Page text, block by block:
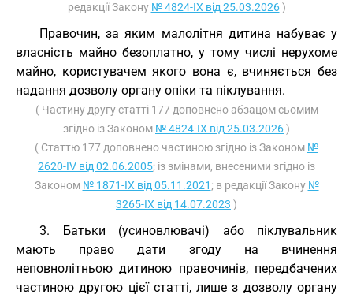
редакції Закону № 4824-IX від 25.03.2026)
Правочин, за яким малолітня дитина набуває у
власність майно безоплатно, у тому числі нерухоме
майно, користувачем якого вона є, вчиняється без
надання дозволу органу опіки та піклування.
( Частину другу статті 177 доповнено абзацом сьомим
згідно із Законом № 4824-IX від 25.03.2026)
( Статтю 177 доповнено частиною згідно із Законом №
2620-IV від 02.06.2005; із змінами, внесеними згідно із
Законом № 1871-IX від 05.11.2021 ; в редакції Закону №
3265-IX від 14.07.2023 )
3. Батьки (усиновлювачі) або піклувальник
мають право дати згоду на вчинення
неповнолітньою дитиною правочинів, передбачених
частиною другою цієї статті, лише з дозволу органу